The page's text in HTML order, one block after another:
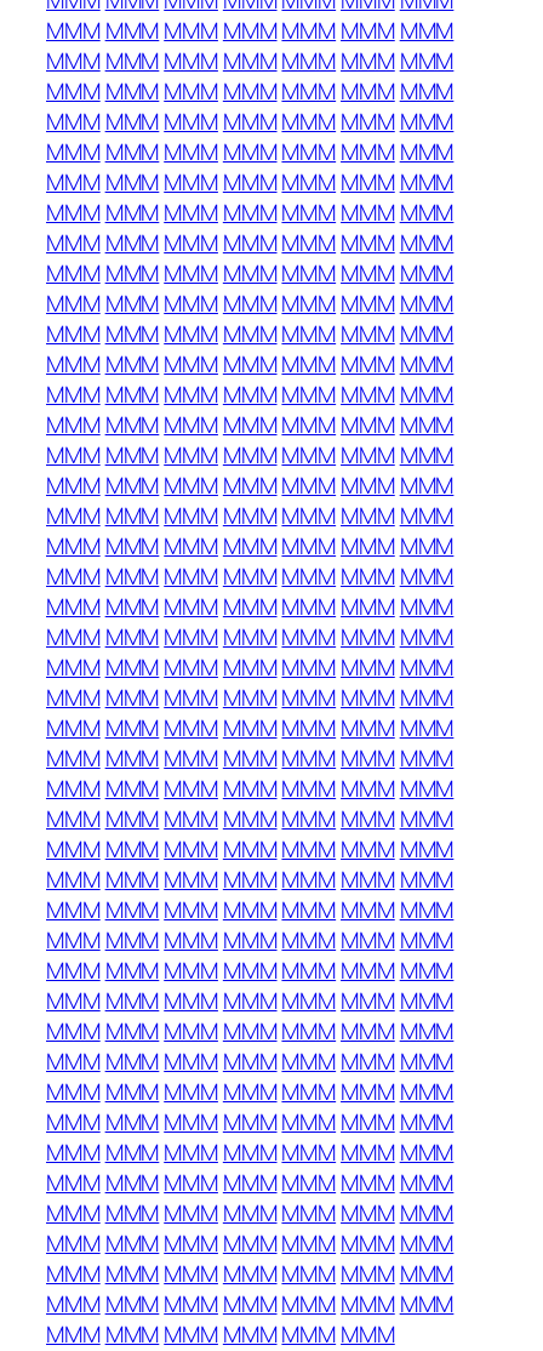
MMM MMMMMMMMMMMMMMM MMM
MMM MMMMMMMMMMMMMMM MMM
MMM MMMMMMMMMMMMMMM MMM
MMM MMMMMMMMMMMMMMM MMM
MMM MMMMMMMMMMMMMMM MMM
MMM MMMMMMMMMMMMMMM MMM
MMM MMMMMMMMMMMMMMM MMM
MMM MMMMMMMMMMMMMMM MMM
MMM MMMMMMMMMMMMMMM MMM
MMM MMMMMMMMMMMMMMM MMM
MMM MMMMMMMMMMMMMMM MMM
MMM MMMMMMMMMMMMMMM MMM
MMM MMMMMMMMMMMMMMM MMM
MMM MMMMMMMMMMMMMMM MMM
MMM MMMMMMMMMMMMMMM MMM
MMM MMMMMMMMMMMMMMM MMM
MMM MMMMMMMMMMMMMMM MMM
MMM MMMMMMMMMMMMMMM MMM
MMM MMMMMMMMMMMMMMM MMM
MMM MMMMMMMMMMMMMMM MMM
MMM MMMMMMMMMMMMMMM MMM
MMM MMMMMMMMMMMMMMM MMM
MMM MMMMMMMMMMMMMMM MMM
MMM MMMMMMMMMMMMMMM MMM
MMM MMMMMMMMMMMMMMM MMM
MMM MMMMMMMMMMMMMMM MMM
MMM MMMMMMMMMMMMMMM MMM
MMM MMMMMMMMMMMMMMM MMM
MMM MMMMMMMMMMMMMMM MMM
MMM MMMMMMMMMMMMMMM MMM
MMM MMMMMMMMMMMMMMM MMM
MMM MMMMMMMMMMMMMMM MMM
MMM MMMMMMMMMMMMMMM MMM
MMM MMMMMMMMMMMMMMM MMM
MMM MMMMMMMMMMMMMMM MMM
MMM MMMMMMMMMMMMMMM MMM
MMM MMMMMMMMMMMMMMM MMM
MMM MMMMMMMMMMMMMMM MMM
MMM MMMMMMMMMMMMMMM MMM
MMM MMMMMMMMMMMMMMM MMM
MMM MMMMMMMMMMMMMMM MMM
MMM MMMMMMMMMMMMMMM MMM
MMM MMMMMMMMMMMMMMM MMM
MMM MMMMMMMMMMMMMMM